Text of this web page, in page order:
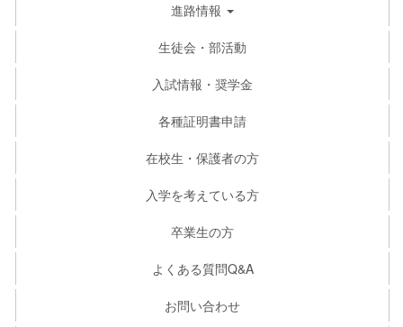
進路情報
生徒会・部活動
入試情報・奨学金
各種証明書申請
在校生・保護者の方
入学を考えている方
卒業生の方
よくある質問Q&A
お問い合わせ